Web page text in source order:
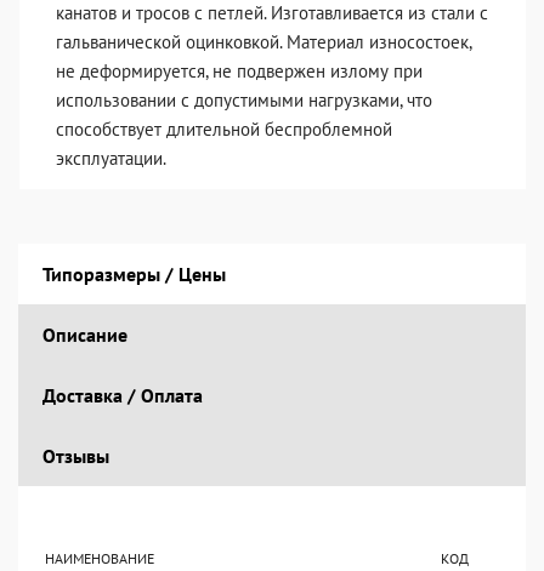
канатов и тросов с петлей. Изготавливается из стали с
гальванической оцинковкой. Материал износостоек,
не деформируется, не подвержен излому при
использовании с допустимыми нагрузками, что
способствует длительной беспроблемной
эксплуатации.
Типоразмеры / Цены
Описание
Доставка / Оплата
Отзывы
НАИМЕНОВАНИЕ КОД